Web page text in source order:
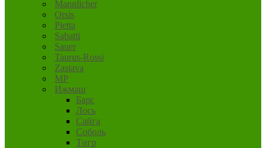
Mannlicher
Orsis
Pietta
Sabatti
Sauer
Taurus-Rossi
Zastava
MP
Ижмаш
Барс
Лось
Сайга
Соболь
Тигр